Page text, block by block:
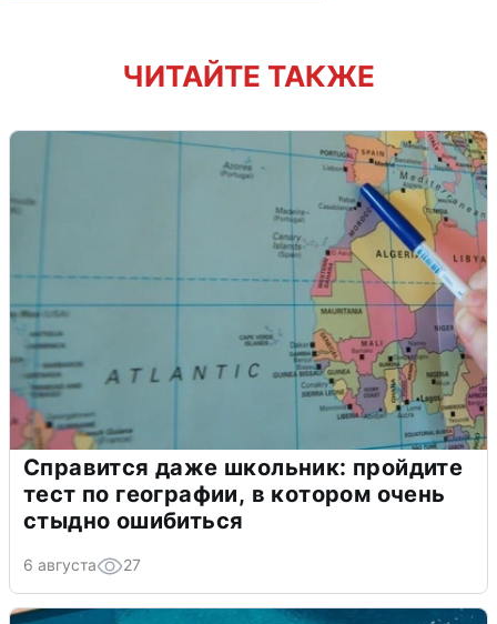
ЧИТАЙТЕ ТАКЖЕ
Справится даже школьник: пройдите
тест по географии, в котором очень
стыдно ошибиться
6 августа 27